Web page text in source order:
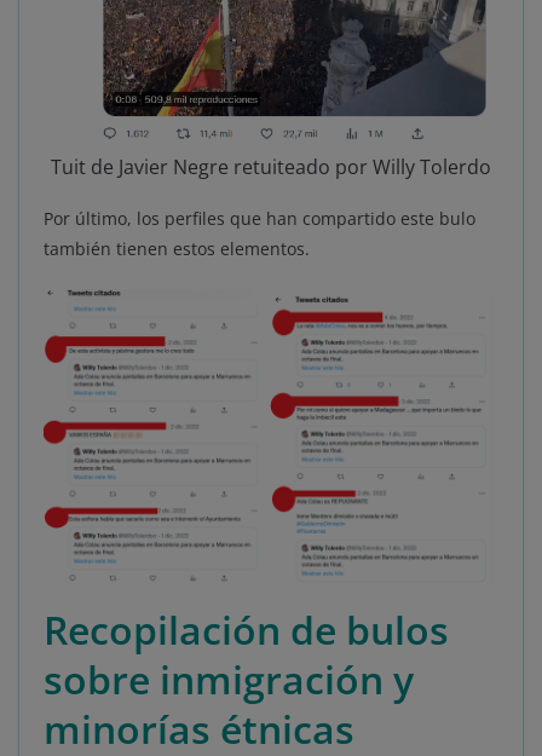
Tuit de Javier Negre retuiteado por Willy Tolerdo
Por último, los perfiles que han compartido este bulo
también tienen estos elementos.
Recopilación de bulos
sobre inmigración y
minorías étnicas